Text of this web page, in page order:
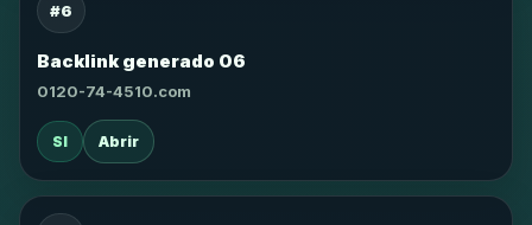
#6
Backlink generado 06
0120-74-4510.com
SI Abrir